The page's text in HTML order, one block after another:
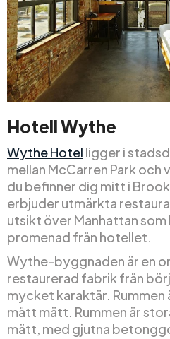
Hotell Wythe
Wythe Hotel ligger i
mellan McCarren Park
du befinner dig mitt i
erbjuder utmärkta
utsikt över Manhattan
promenad från hotellet.
Wythe-byggnaden är en
restaurerad fabrik från
mycket karaktär. Rummen
mått mätt. Rummen är
mätt, med gjutna